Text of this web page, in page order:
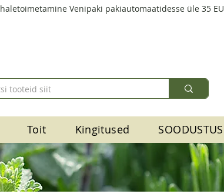
Venipaki pakiautomaatidesse üle 35
Toit Kingitused